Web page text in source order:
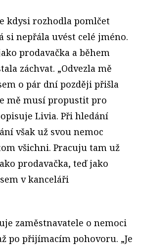
kdysi rozhodla pomlčet
si nepřála uvést celé jméno.
prodavačka a během
záchvat. „Odvezla mě
o pár dní později přišla
mě musí propustit pro
Livia. Při hledání
však už svou nemoc
všichni. Pracuju tam už
prodavačka, teď jako
v kanceláři
zaměstnavatele o nemoci
po přijímacím pohovoru. „Je